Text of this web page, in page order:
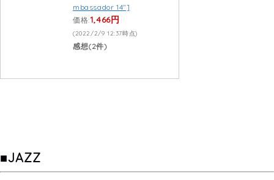
mbassador 14″]
価格:1,466円
(2022/2/9 12:37時点)
感想(2件)
■JAZZ